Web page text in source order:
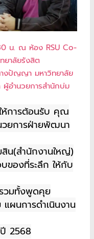
น. ณ ห้อง RSU Co-
าลัยรังสิต
งปัญญา มหาวิทยาลัย
อำนวยการสำนักบ่ม
การต้อนรับ คุณ
ยการฝ่ายพัฒนา
น(สำนักงานใหญ่)
ของที่ระลึก ให้กับ
วมทั้งพูดคุย
ผนการดำเนินงาน
2568